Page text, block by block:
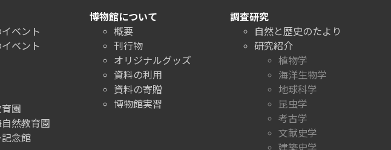
ベント
ベント
園
然教育園
念館
博物館について
概要
刊行物
オリジナルグッズ
資料の利用
資料の寄贈
博物館実習
調査研究
自然と歴史のたより
研究紹介
植物学
海洋生物学
地球科学
昆虫学
考古学
文献史学